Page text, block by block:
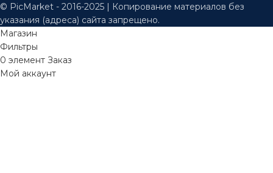
© PicMarket - 2016-2025 | Копирование материалов без
указания (адреса) сайта запрещено.
Магазин
Фильтры
0 элемент Заказ
Мой аккаунт